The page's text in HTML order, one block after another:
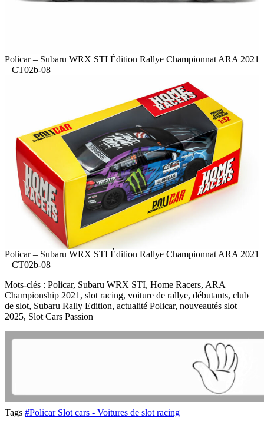
Policar – Subaru WRX STI Édition Rallye Championnat ARA 2021
– CT02b-08
Policar – Subaru WRX STI Édition Rallye Championnat ARA 2021
– CT02b-08
Mots-clés : Policar, Subaru WRX STI, Home Racers, ARA
Championship 2021, slot racing, voiture de rallye, débutants, club
de slot, Subaru Rally Edition, actualité Policar, nouveautés slot
2025, Slot Cars Passion
Tags #Policar Slot cars - Voitures de slot racing